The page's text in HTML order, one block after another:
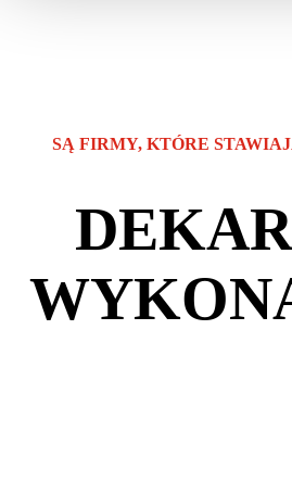
SĄ FIRMY, KTÓRE